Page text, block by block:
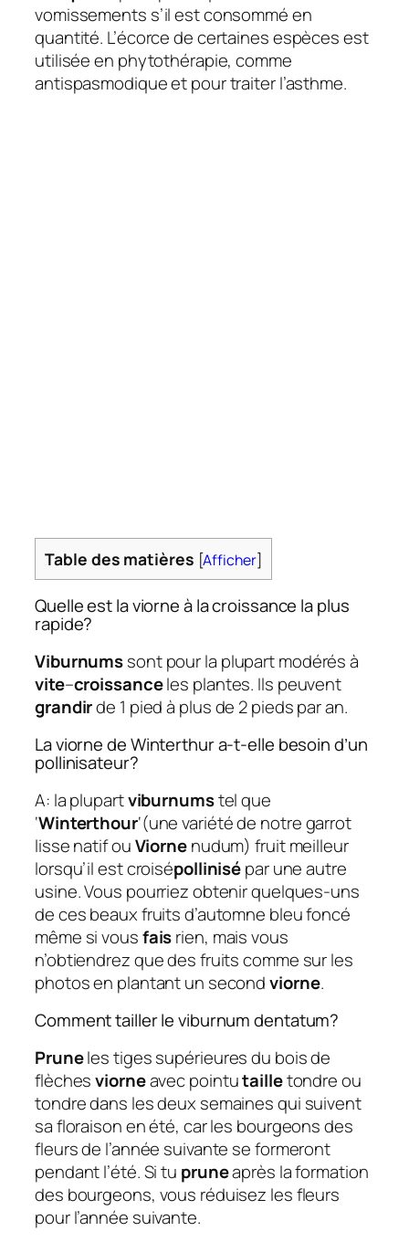
vomissements s’il est consommé en
quantité. L’écorce de certaines espèces est
utilisée en phytothérapie, comme
antispasmodique et pour traiter l’asthme.
Table des matières [Afficher]
Quelle est la viorne à la croissance la plus
rapide?
Viburnumssont pour la plupart modérés à
vite–croissanceles plantes. Ils peuvent
grandirde 1 pied à plus de 2 pieds par an.
La viorne de Winterthur a-t-elle besoin d’un
pollinisateur?
A: la plupartviburnumstel que
‘Winterthour‘(une variété de notre garrot
lisse natif ouViornenudum) fruit meilleur
lorsqu’il est croisépollinisépar une autre
usine. Vous pourriez obtenir quelques-uns
de ces beaux fruits d’automne bleu foncé
même si vousfaisrien, mais vous
n’obtiendrez que des fruits comme sur les
photos en plantant un secondviorne.
Comment tailler le viburnum dentatum?
Pruneles tiges supérieures du bois de
flèchesviorneavec pointutailletondre ou
tondre dans les deux semaines qui suivent
sa floraison en été, car les bourgeons des
fleurs de l’année suivante se formeront
pendant l’été. Si tu pruneaprès la formation
des bourgeons, vous réduisez les fleurs
pour l’année suivante.